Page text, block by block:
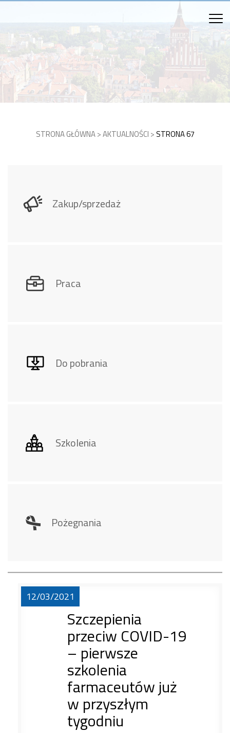
STRONA GŁÓWNA>AKTUALNOŚCI >STRONA 67
Zakup/sprzedaż
Praca
Do pobrania
Szkolenia
Pożegnania
12/03/2021
Szczepienia
przeciw COVID-19
– pierwsze
szkolenia
farmaceutów już
w przyszłym
tygodniu